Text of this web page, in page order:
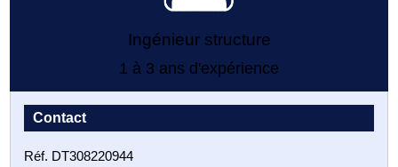
Ingénieur structure
1 à 3 ans d'expérience
Contact
Réf. DT308220944